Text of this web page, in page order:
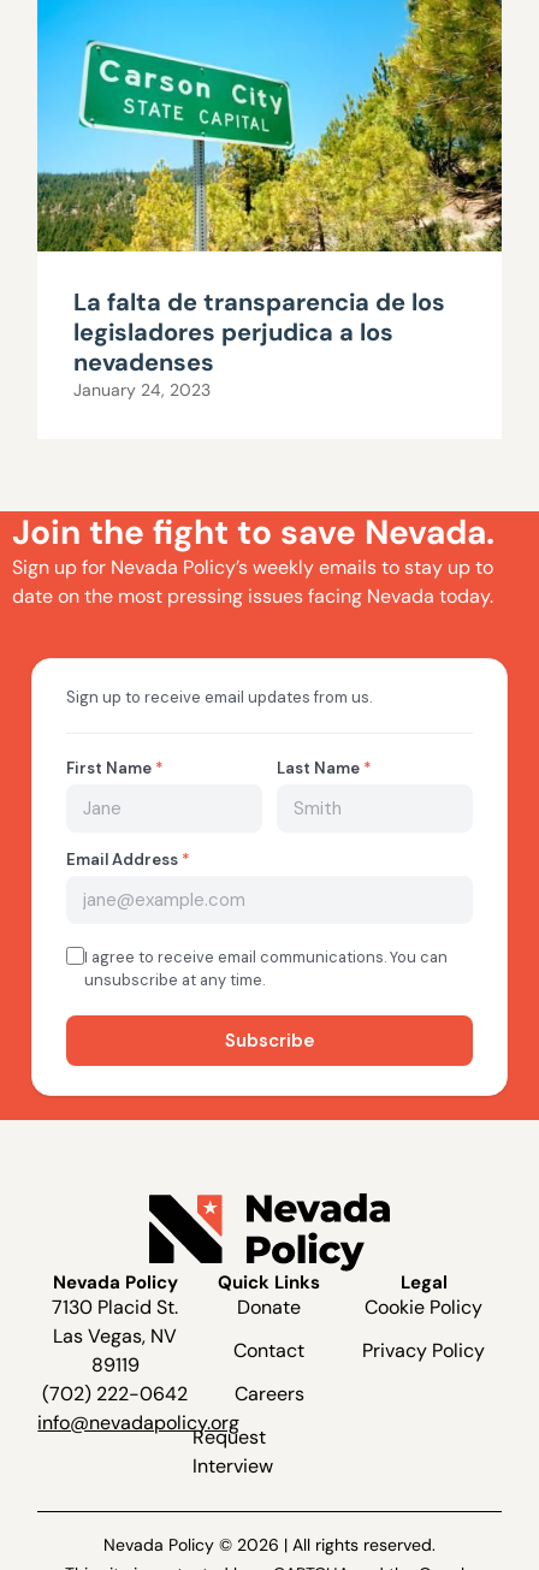
La falta de transparencia de los
legisladores perjudica a los
nevadenses
January 24, 2023
Join the fight to save Nevada.
Sign up for Nevada Policy’s weekly emails to stay up to
date on the most pressing issues facing Nevada today.
Nevada Policy
7130 Placid St.
Las Vegas, NV
89119
(702) 222-0642
info@nevadapolicy.org
Quick Links
Donate
Contact
Careers
Request
Interview
Legal
Cookie Policy
Privacy Policy
Nevada Policy © 2026 | All rights reserved.